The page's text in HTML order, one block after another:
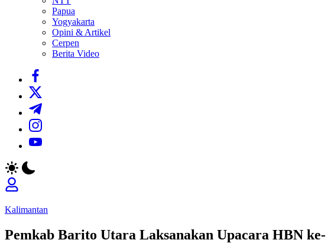
Papua
Yogyakarta
Opini & Artikel
Cerpen
Berita Video
https://www.facebook.com/
https://twitter.com/
https://t.me/
https://www.instagram.com/
https://youtube.com/
Kalimantan
Pemkab Barito Utara Laksanakan Upacara HBN